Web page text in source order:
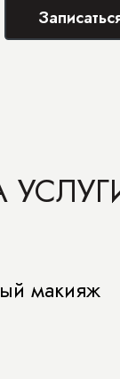
макияж